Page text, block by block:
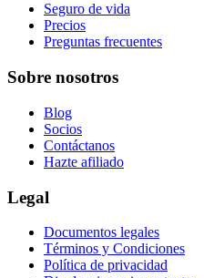
Seguro de vida
Precios
Preguntas frecuentes
Sobre nosotros
Blog
Socios
Contáctanos
Hazte afiliado
Legal
Documentos legales
Términos y Condiciones
Política de privacidad